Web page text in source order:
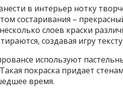
в интерьер нотку
состаривания –
слоев краски
создавая игру
используют
покраска придает
время.